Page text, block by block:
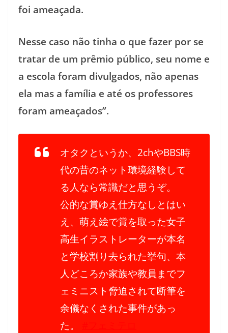
foi ameaçada.
Nesse caso não tinha o que fazer por se
tratar de um prêmio público, seu nome e
a escola foram divulgados, não apenas
ela mas a família e até os professores
foram ameaçados”.
オタクというか、2chやBBS時
代の昔のネット環境経験して
る人なら常識だと思うぞ。
公的な賞ゆえ仕方なしとはい
え、萌え絵で賞を取った女子
高生イラストレーターが本名
と学校割り去られた挙句、本
人どころか家族や教員までフ
ェミニスト脅迫されて断筆を
余儀なくされた事件があっ
た。